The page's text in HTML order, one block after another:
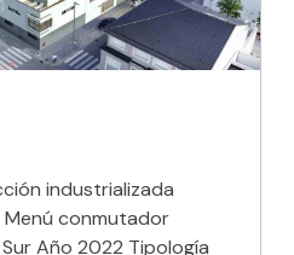
industrializada
conmutador
Año 2022 Tipología